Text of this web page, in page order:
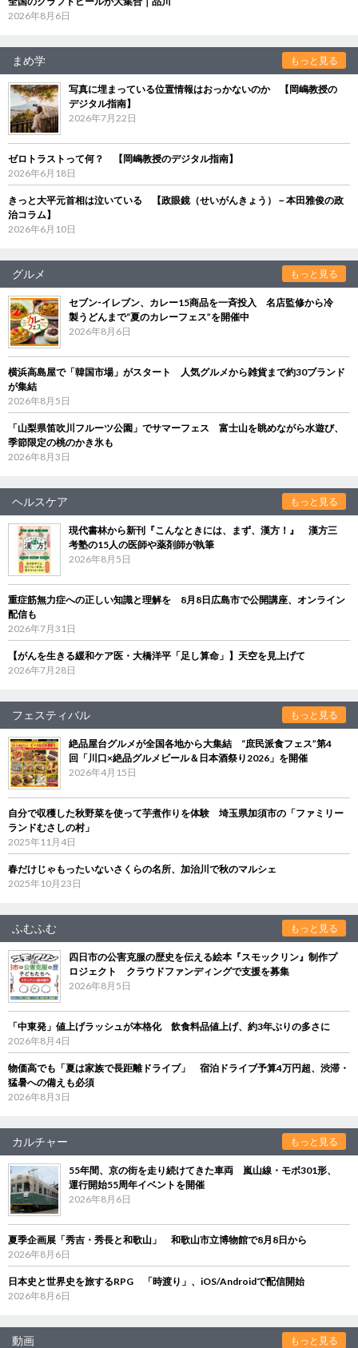
2026年8月6日
まめ学 もっと見る
写真に埋まっている位置情報はおっかないのか 【岡嶋教授の
デジタル指南】
2026年7月22日
ゼロトラストって何？ 【岡嶋教授のデジタル指南】
2026年6月18日
きっと大平元首相は泣いている 【政眼鏡（せいがんきょう）－本田雅俊の政
治コラム】
2026年6月10日
グルメ もっと見る
セブン‐イレブン、カレー15商品を一斉投入 名店監修から冷
製うどんまで“夏のカレーフェス”を開催中
2026年8月6日
横浜高島屋で「韓国市場」がスタート 人気グルメから雑貨まで約30ブランド
が集結
2026年8月5日
「山梨県笛吹川フルーツ公園」でサマーフェス 富士山を眺めながら水遊び、
季節限定の桃のかき氷も
2026年8月3日
ヘルスケア もっと見る
現代書林から新刊『こんなときには、まず、漢方！』 漢方三
考塾の15人の医師や薬剤師が執筆
2026年8月5日
重症筋無力症への正しい知識と理解を 8月8日広島市で公開講座、オンライン
配信も
2026年7月31日
【がんを生きる緩和ケア医・大橋洋平「足し算命」】天空を見上げて
2026年7月28日
フェスティバル もっと見る
絶品屋台グルメが全国各地から大集結 “庶民派食フェス”第4
回「川口×絶品グルメビール＆日本酒祭り2026」を開催
2026年4月15日
自分で収穫した秋野菜を使って芋煮作りを体験 埼玉県加須市の「ファミリー
ランドむさしの村」
2025年11月4日
春だけじゃもったいないさくらの名所、加治川で秋のマルシェ
2025年10月23日
ふむふむ もっと見る
四日市の公害克服の歴史を伝える絵本『スモックリン』制作プ
ロジェクト クラウドファンディングで支援を募集
2026年8月5日
「中東発」値上げラッシュが本格化 飲食料品値上げ、約3年ぶりの多さに
2026年8月4日
物価高でも「夏は家族で長距離ドライブ」 宿泊ドライブ予算4万円超、渋滞・
猛暑への備えも必須
2026年8月3日
カルチャー もっと見る
55年間、京の街を走り続けてきた車両 嵐山線・モボ301形、
運行開始55周年イベントを開催
2026年8月6日
夏季企画展「秀吉・秀長と和歌山」 和歌山市立博物館で8月8日から
2026年8月6日
日本史と世界史を旅するRPG 「時渡り」、iOS/Androidで配信開始
2026年8月6日
動画 もっと見る